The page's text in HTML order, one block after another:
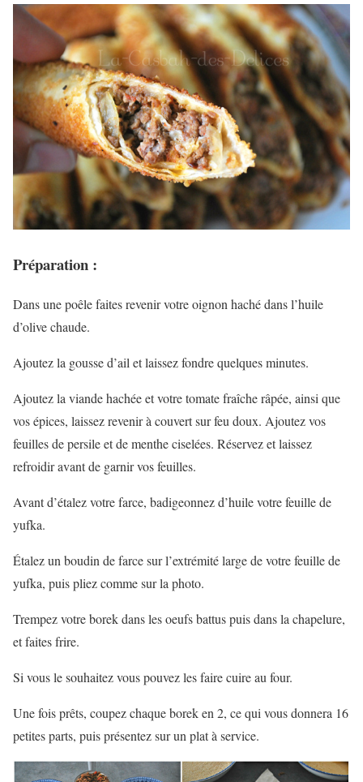
Préparation :
Dans une poêle faites revenir votre oignon haché dans l’huile
d’olive chaude.
Ajoutez la gousse d’ail et laissez fondre quelques minutes.
Ajoutez la viande hachée et votre tomate fraîche râpée, ainsi que
vos épices, laissez revenir à couvert sur feu doux. Ajoutez vos
feuilles de persile et de menthe ciselées. Réservez et laissez
refroidir avant de garnir vos feuilles.
Avant d’étalez votre farce, badigeonnez d’huile votre feuille de
yufka.
Étalez un boudin de farce sur l’extrémité large de votre feuille de
yufka, puis pliez comme sur la photo.
Trempez votre borek dans les oeufs battus puis dans la chapelure,
et faites frire.
Si vous le souhaitez vous pouvez les faire cuire au four.
Une fois prêts, coupez chaque borek en 2, ce qui vous donnera 16
petites parts, puis présentez sur un plat à service.